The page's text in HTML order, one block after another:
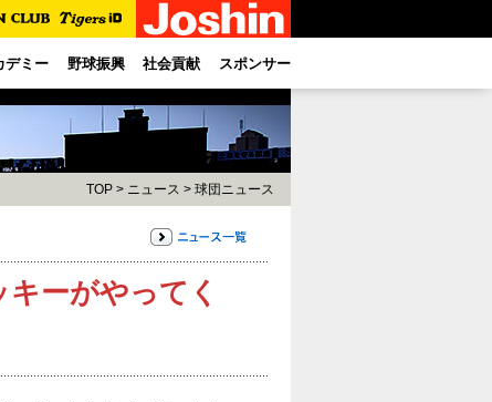
デミー 野球振興 社会貢献 スポンサー
TOP > ニュース > 球団ニュース
ーがやってく